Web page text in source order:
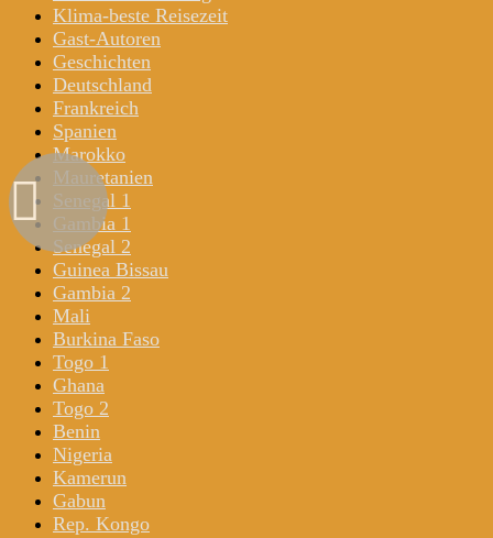
Klima-beste Reisezeit
Gast-Autoren
Geschichten
Deutschland
Frankreich
Spanien
Marokko
Mauretanien
Senegal 1
Gambia 1
Senegal 2
Guinea Bissau
Gambia 2
Mali
Burkina Faso
Togo 1
Ghana
Togo 2
Benin
Nigeria
Kamerun
Gabun
Rep. Kongo